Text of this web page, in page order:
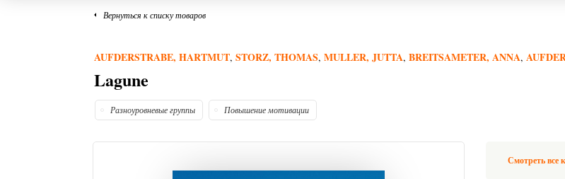
Вернуться к списку товаров
AUFDERSTRABE, HARTMUT, STORZ, THOMAS, MULLER, JUTTA, BREITSAMETER, ANNA,
Lagune
Разноуровневые группы Повышение мотивации
Смотреть все